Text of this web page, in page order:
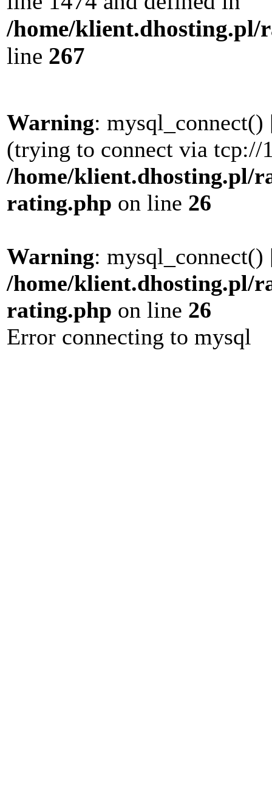
/home/klient.dhosting.pl/
line 267
Warning: mysql_connect()
(trying to connect via
/home/klient.dhosting.pl/
rating.php on line 26
Warning: mysql_connect()
/home/klient.dhosting.pl/
rating.php on line 26
Error connecting to mysql